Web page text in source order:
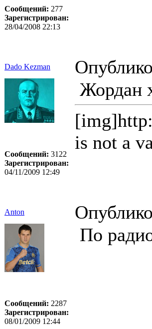
Сообщений: 277
Зарегистрирован:
28/04/2008 22:13
Dado Kezman
Сообщений: 3122
Зарегистрирован:
04/11/2009 12:49
Жордан
is not a
Anton
Сообщений: 2287
Зарегистрирован:
08/01/2009 12:44
По